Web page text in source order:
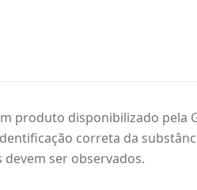
produto disponibilizado
correta da
ser observados.